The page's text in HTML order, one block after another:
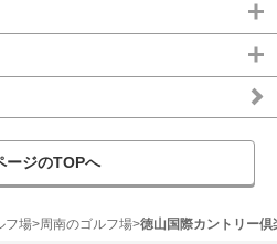
ージのTOPへ
フ場 周南のゴルフ場 徳山国際カントリー倶